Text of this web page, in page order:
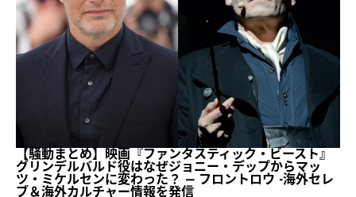
【騒動まとめ】映画『ファンタスティック・ビースト』
グリンデルバルド役はなぜジョニー・デップからマッ
ツ・ミケルセンに変わった？ – フロントロウ -海外セレ
ブ＆海外カルチャー情報を発信